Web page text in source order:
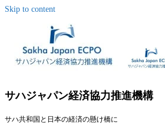
Skip to content
サハジャパン経済協力推進機構
サハ共和国と日本の経済の懸け橋に